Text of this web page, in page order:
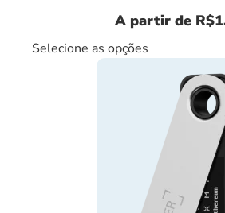
A partir de R$
Selecione as opções